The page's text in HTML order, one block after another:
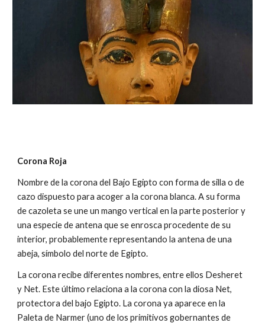
Corona Roja
Nombre de la corona del Bajo Egipto con forma de silla o de
cazo dispuesto para acoger a la corona blanca. A su forma
de cazoleta se une un mango vertical en la parte posterior y
una especie de antena que se enrosca procedente de su
interior, probablemente representando la antena de una
abeja, símbolo del norte de Egipto.
La corona recibe diferentes nombres, entre ellos Desheret
y Net. Este último relaciona a la corona con la diosa Net,
protectora del bajo Egipto. La corona ya aparece en la
Paleta de Narmer (uno de los primitivos gobernantes de